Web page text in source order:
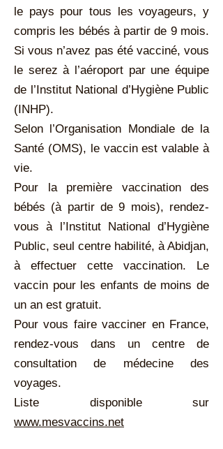
le pays pour tous les voyageurs, y
compris les bébés à partir de 9 mois.
Si vous n’avez pas été vacciné, vous
le serez à l’aéroport par une équipe
de l’Institut National d’Hygiène Public
(INHP).
Selon l’Organisation Mondiale de la
Santé (OMS), le vaccin est valable à
vie.
Pour la première vaccination des
bébés (à partir de 9 mois), rendez-
vous à l’Institut National d’Hygiène
Public, seul centre habilité, à Abidjan,
à effectuer cette vaccination. Le
vaccin pour les enfants de moins de
un an est gratuit.
Pour vous faire vacciner en France,
rendez-vous dans un centre de
consultation de médecine des
voyages.
Liste disponible sur
www.mesvaccins.net